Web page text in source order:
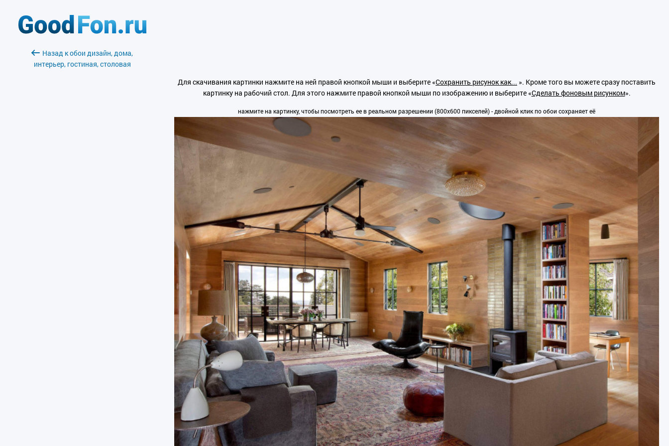
Назад к обои дизайн, дома,
интерьер, гостиная, столовая
Для скачивания картинки нажмите на ней правой кнопкой мыши и выберите «Сохранить рисунок как... ». Кроме того вы можете сразу поставить
картинку на рабочий стол. Для этого нажмите правой кнопкой мыши по изображению и выберите «Сделать фоновым рисунком».
нажмите на картинку, чтобы посмотреть ее в реальном разрешении (800x600 пикселей) - двойной клик по обои сохраняет её